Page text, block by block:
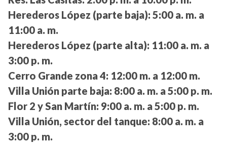
Herederos López (parte baja): 5:00 a. m. a
11:00 a. m.
Herederos López (parte alta): 11:00 a. m. a
3:00 p. m.
Cerro Grande zona 4: 12:00 m. a 12:00 m.
Villa Unión parte baja: 8:00 a. m. a 5:00 p. m.
Flor 2 y San Martín: 9:00 a. m. a 5:00 p. m.
Villa Unión, sector del tanque: 8:00 a. m. a
3:00 p. m.